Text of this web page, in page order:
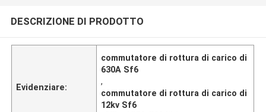
DESCRIZIONE DI PRODOTTO
Evidenziare:
commutatore di rottura di carico di
630A Sf6
,
commutatore di rottura di carico di
12kv Sf6